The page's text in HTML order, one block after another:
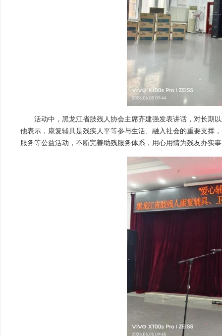
活动中，黑龙江省肢残人协会主席齐建强发表讲话，对长期
他表示，康复辅具是残疾人平等参与生活、融入社会的重要支撑
服务等公益活动，不断完善助残服务体系，用心用情为残友办实